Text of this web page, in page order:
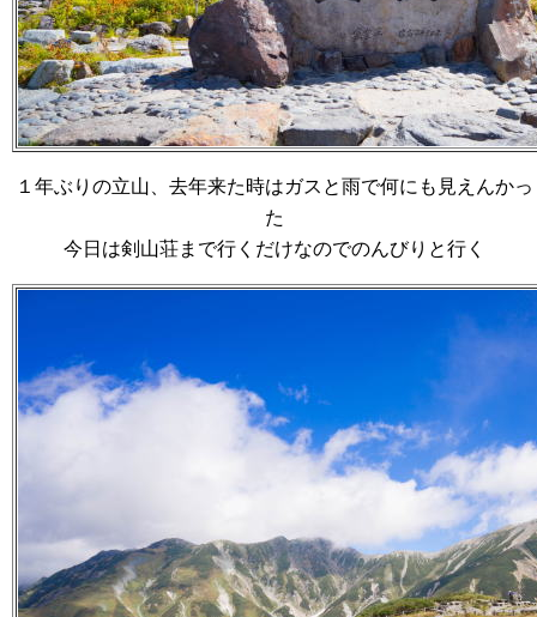
１年ぶりの立山、去年来た時はガスと雨で何にも見えんかっ
た
今日は剣山荘まで行くだけなのでのんびりと行く